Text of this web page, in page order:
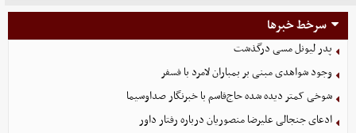
سرخط خبرها
پدر لیونل مسی درگذشت
وجود شواهدی مبنی بر بمباران لامرد با فسفر
شوخی کمتر دیده شده حاج‌قاسم با خبرنگار صداوسیما
ادعای جنجالی علیرضا منصوریان درباره رفتار داور